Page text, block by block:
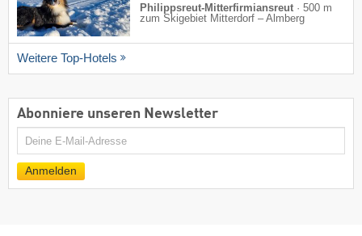
Philippsreut-Mitterfirmiansreut · 500 m
zum Skigebiet Mitterdorf – Almberg
Weitere Top-Hotels
Abonniere unseren Newsletter
E-
Mail
Anmelden